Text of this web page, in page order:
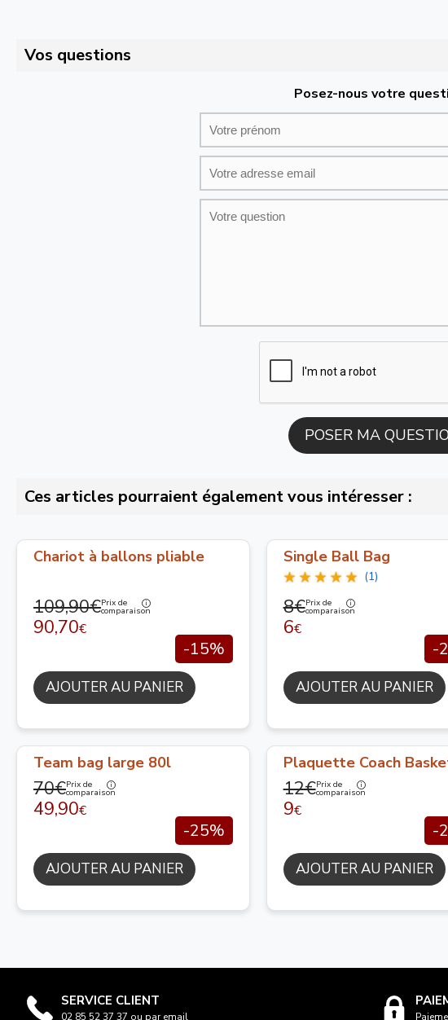
Vos questions
Posez-nous votre
Ces articles pourraient également vous intéresser :
Chariot à ballons pliable
109,90€Prix de
comparaison
90,70€
-15%
AJOUTER AU PANIER
Single Ball Bag
(1)
8€Prix de
comparaison
6€
-
AJOUTER AU PANIER
Team bag large 80l
70€Prix de
comparaison
49,90€
-25%
AJOUTER AU PANIER
Plaquette Coach
12€Prix de
comparaison
9€
-
AJOUTER AU PANIER
SERVICE CLIENT
02 85 52 37 37 ou par email